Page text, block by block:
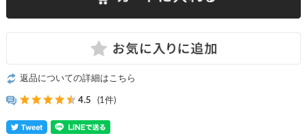
返品についての詳細はこちら
4.5 (1件)